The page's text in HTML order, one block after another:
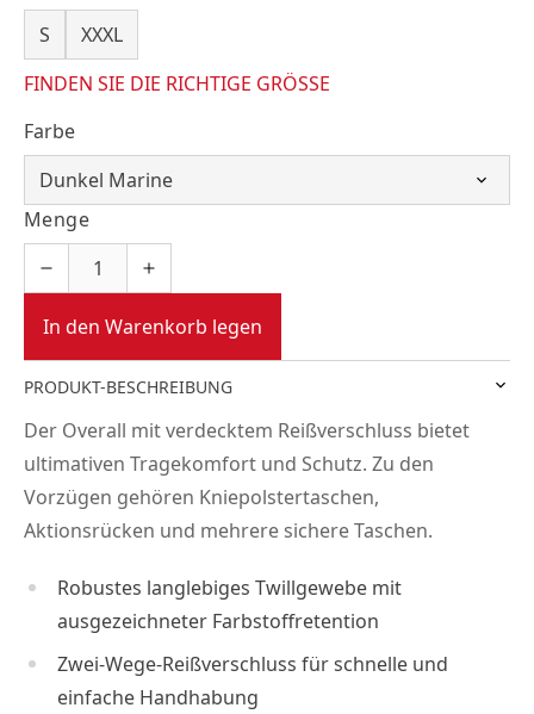
S
XXXL
FINDEN SIE DIE RICHTIGE GRÖSSE
Farbe
Menge
In den Warenkorb legen
PRODUKT-BESCHREIBUNG
Der Overall mit verdecktem Reißverschluss bietet
ultimativen Tragekomfort und Schutz. Zu den
Vorzügen gehören Kniepolstertaschen,
Aktionsrücken und mehrere sichere Taschen.
Robustes langlebiges Twillgewebe mit
ausgezeichneter Farbstoffretention
Zwei-Wege-Reißverschluss für schnelle und
einfache Handhabung